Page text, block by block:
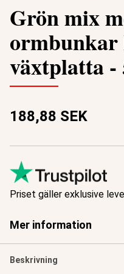
Grön mix
växtplatta -
188,88 SEK
Priset gäller exklusive
Mer information
Beskrivning